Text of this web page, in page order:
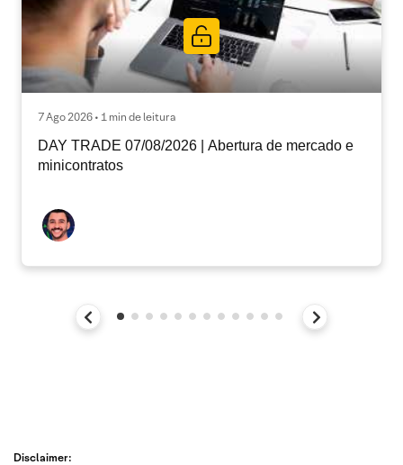
7 Ago 2026 • 1 min de leitura
DAY TRADE 07/08/2026 | Abertura de mercado e
minicontratos
Disclaimer: